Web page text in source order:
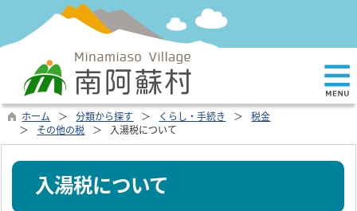
ホーム 分類から探す くらし・手続き
税金
その他の税
入湯税について
入湯税について